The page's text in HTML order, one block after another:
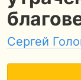
Сергей